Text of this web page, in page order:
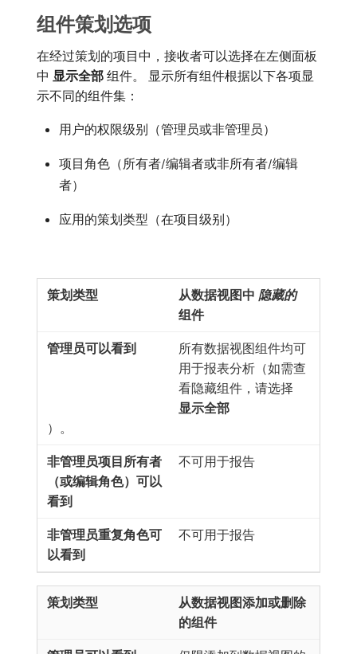
组件策划选项
在经过策划的项目中，接收者可以选择在左侧面板
中​ 显示全部 ​组件。 显示所有组件根据以下各项显
示不同的组件集：
用户的权限级别（管理员或非管理员）
项目角色（所有者/编辑者或非所有者/编辑
者）
应用的策划类型（在项目级别）
从数据视图中​ 隐藏的
组件
所有数据视图组件均可
用于报表分析（如需查
看隐藏组件，请选择​
显示全部
）。
不可用于报告
不可用于报告
从数据视图添加或删除
的组件